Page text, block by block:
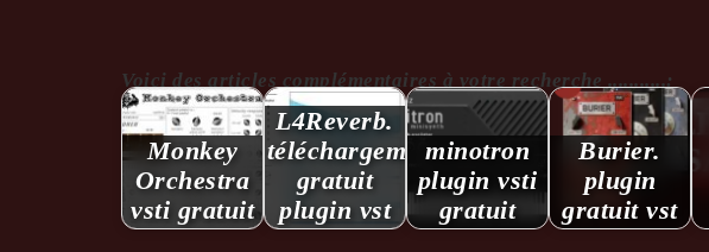
Voici des articles complémentaires à votre recherche ...........:
Monkey
Orchestra
vsti gratuit
L4Reverb.
téléchargement
gratuit
plugin vst
minotron
plugin vsti
gratuit
Burier.
plugin
gratuit vst